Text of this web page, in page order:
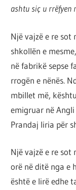
ashtu siç u rrëfyen
Një vajzë e re sot
shkollën e
në fabrikë sepse
rrogën e nënës.
mbillet më,
emigruar në
Prandaj liria për
Një vajzë e re sot
orë në ditë nga e
është e lirë edhe